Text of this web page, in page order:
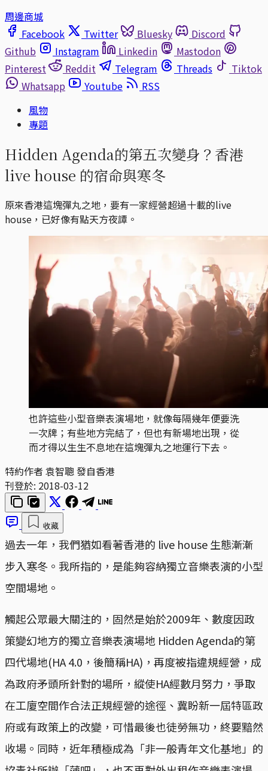
周邊商城
Facebook
Twitter Bluesky
Discord
Github
Instagram Linkedin
Mastodon
Pinterest
Reddit Telegram Threads
Tiktok
Whatsapp
Youtube
RSS
風物
專題
Hidden Agenda的第五次變身？香港
live house 的宿命與寒冬
原來香港這塊彈丸之地，要有一家經營超過十載的live
house，已好像有點天方夜譚。
也許這些小型音樂表演場地，就像每隔幾年便要洗
一次牌；有些地方完結了，但也有新場地出現，從
而才得以生生不息地在這塊彈丸之地運行下去。
特約作者 袁智聰 發自香港
刊登於: 2018-03-12
收藏
過去一年，我們猶如看著香港的 live house 生態漸漸
步入寒冬。我所指的，是能夠容納獨立音樂表演的小型
空間場地。
觸起公眾最大關注的，固然是始於2009年、數度因政
策變幻地方的獨立音樂表演場地 Hidden Agenda的第
四代場地(HA 4.0，後簡稱HA)，再度被指違規經營，成
為政府矛頭所針對的場所，縱使HA經數月努力，爭取
在工廈空間作合法正規經營的途徑、冀盼新一屆特區政
府或有政策上的改變，可惜最後也徒勞無功，終要黯然
收場。同時，近年積極成為「非一般青年文化基地」的